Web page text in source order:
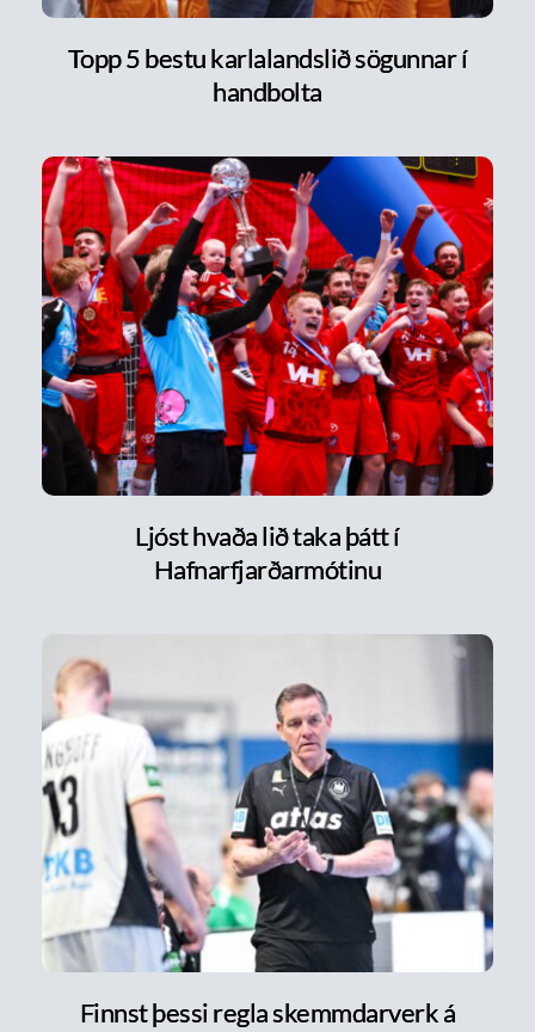
Topp 5 bestu karlalandslið sögunnar í
handbolta
Ljóst hvaða lið taka þátt í
Hafnarfjarðarmótinu
Finnst þessi regla skemmdarverk á